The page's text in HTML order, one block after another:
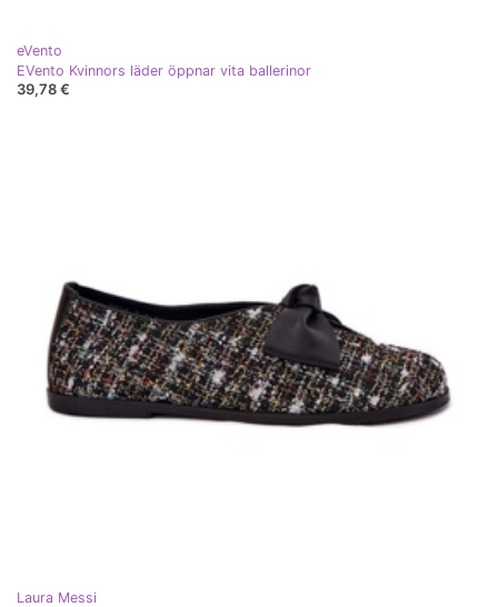
eVento
EVento Kvinnors läder öppnar vita ballerinor
39,78 €
Laura Messi